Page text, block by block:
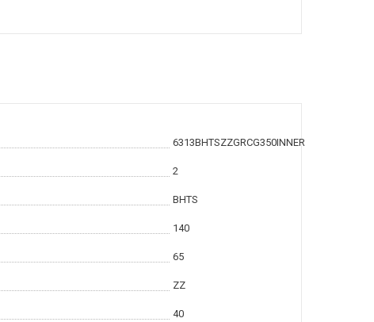
6313BHTSZZGRCG350INNER
2
BHTS
140
65
ZZ
40